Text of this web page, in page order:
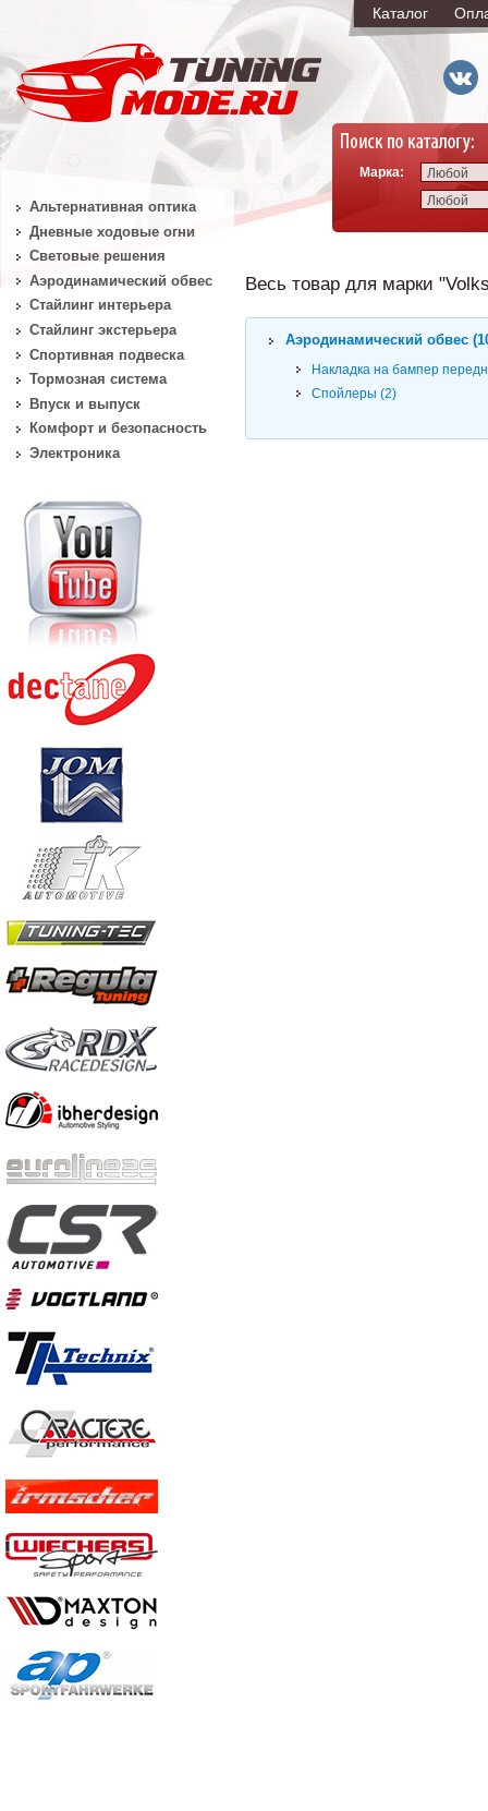
Каталог
Марка:
Любой
Любой
Весь товар для марки
Аэродинамический обвес
Накладка на бампер
Спойлеры (2)
Альтернативная оптика
Дневные ходовые огни
Световые решения
Аэродинамический обвес
Стайлинг интерьера
Стайлинг экстерьера
Спортивная подвеска
Тормозная система
Впуск и выпуск
Комфорт и безопасность
Электроника